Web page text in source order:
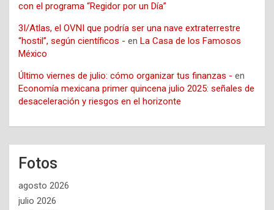
con el programa “Regidor por un Día”
3I/Atlas, el OVNI que podría ser una nave extraterrestre
“hostil”, según científicos - en La Casa de los Famosos
México
Último viernes de julio: cómo organizar tus finanzas - en
Economía mexicana primer quincena julio 2025: señales de
desaceleración y riesgos en el horizonte
Fotos
agosto 2026
julio 2026